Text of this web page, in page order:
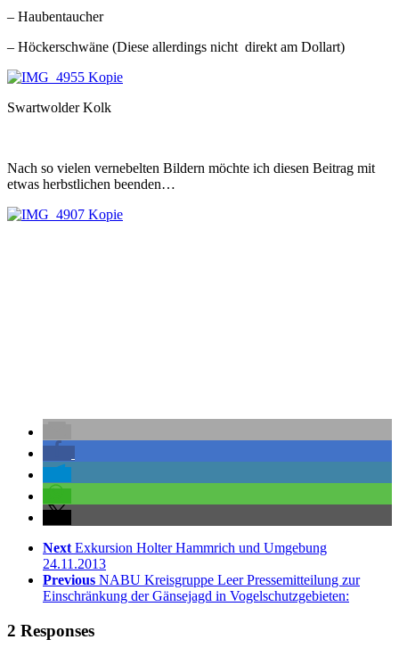
– Haubentaucher
– Höckerschwäne (Diese allerdings nicht direkt am Dollart)
Swartwolder Kolk
Nach so vielen vernebelten Bildern möchte ich diesen Beitrag mit
etwas herbstlichen beenden…
Next Exkursion Holter Hammrich und Umgebung
24.11.2013
Previous NABU Kreisgruppe Leer Pressemitteilung zur
Einschränkung der Gänsejagd in Vogelschutzgebieten:
2 Responses